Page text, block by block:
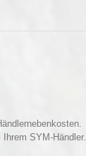
SYM-Händler.